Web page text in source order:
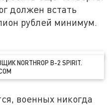
должен встать
рублей минимум.
NORTHROP B-2 SPIRIT.
военных никогда